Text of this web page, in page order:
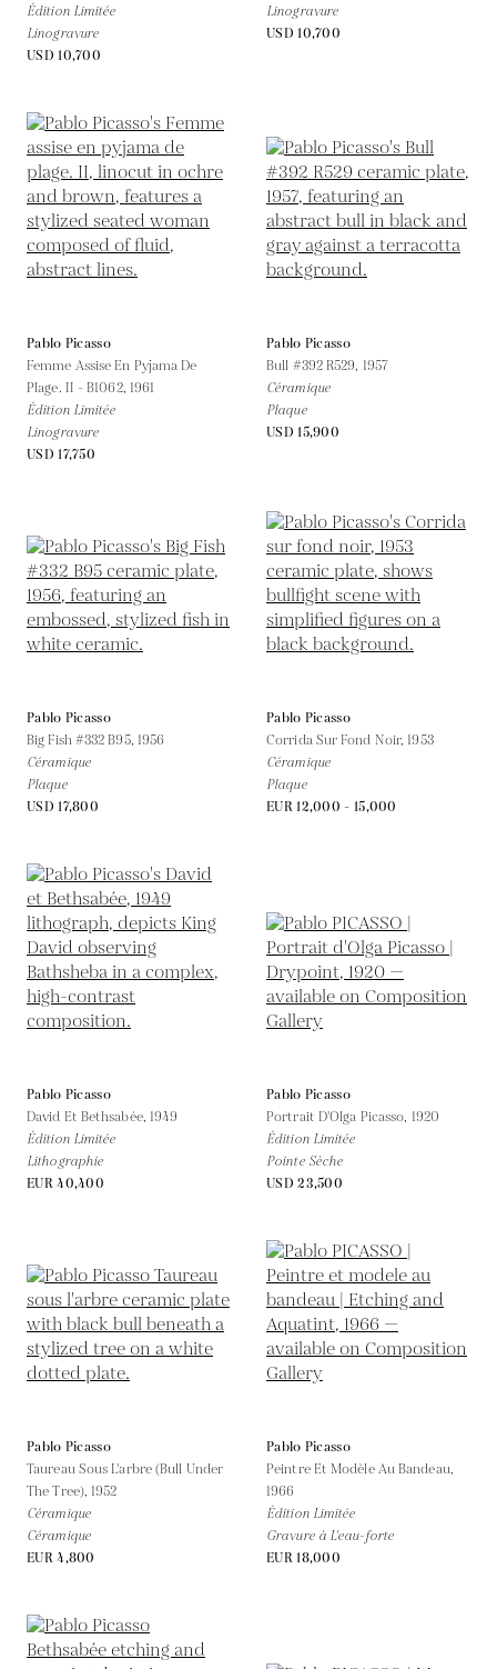
Édition Limitée
Linogravure
USD 10,700
Linogravure
USD 10,700
Pablo Picasso
Femme Assise En Pyjama De
Plage. II - B1062, 1961
Édition Limitée
Linogravure
USD 17,750
Pablo Picasso
Bull #392 R529, 1957
Céramique
Plaque
USD 15,900
Pablo Picasso
Big Fish #332 B95, 1956
Céramique
Plaque
USD 17,800
Pablo Picasso
Corrida Sur Fond Noir,1953
Céramique
Plaque
EUR 12,000 - 15,000
Pablo Picasso
David Et Bethsabée, 1949
Édition Limitée
Lithographie
EUR 40,400
Pablo Picasso
Portrait D'Olga Picasso, 1920
Édition Limitée
Pointe Sèche
USD 23,500
Pablo Picasso
Taureau Sous L'arbre (Bull Under
The Tree),1952
Céramique
Céramique
EUR 4,800
Pablo Picasso
Peintre Et Modèle Au Bandeau,
1966
Édition Limitée
Gravure à L'eau-forte
EUR 18,000